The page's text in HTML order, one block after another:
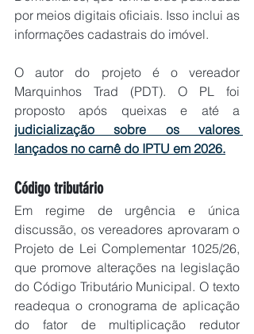
por meios digitais oficiais. Isso inclui as
informações cadastrais do imóvel.
O autor do projeto é o vereador
Marquinhos Trad (PDT). O PL foi
proposto após queixas e até a
judicialização sobre os valores
lançados no carnê do IPTU em 2026.
Código tributário
Em regime de urgência e única
discussão, os vereadores aprovaram o
Projeto de Lei Complementar 1025/26,
que promove alterações na legislação
do Código Tributário Municipal. O texto
readequa o cronograma de aplicação
do fator de multiplicação redutor